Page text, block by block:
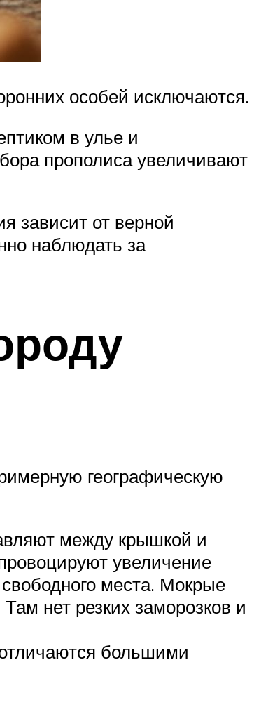
особей исключаются.
в улье и
прополиса увеличивают
зависит от верной
наблюдать за
географическую
между крышкой и
увеличение
места. Мокрые
нет резких заморозков и
большими